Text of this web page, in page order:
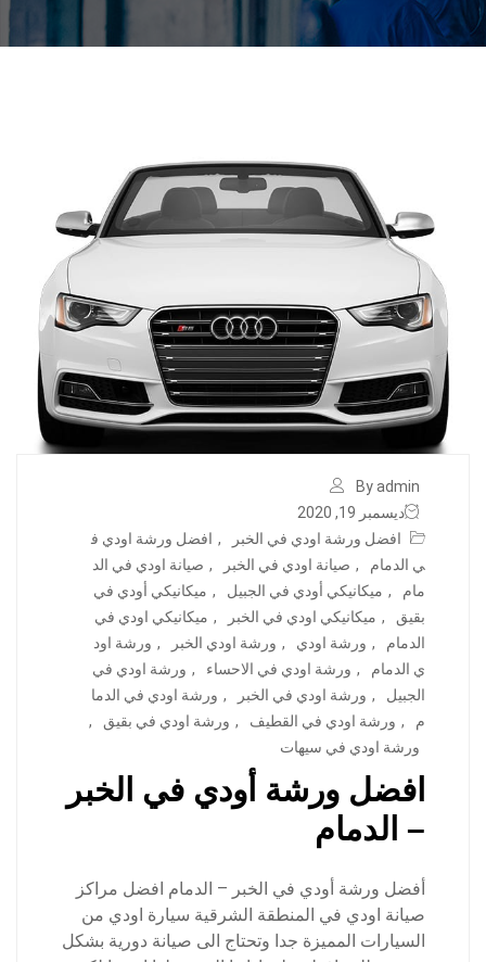
By admin
ديسمبر 19, 2020
افضل ورشة اودي في الخبر
, افضل ورشة اودي ف
ي الدمام
, صيانة اودي في الخبر , صيانة اودي في الد
مام
, ميكانيكي أودي في الجبيل , ميكانيكي أودي في
بقيق
, ميكانيكي اودي في الخبر , ميكانيكي اودي في
الدمام
, ورشة اودي , ورشة اودي الخبر , ورشة اود
ي الدمام
, ورشة اودي في الاحساء , ورشة اودي في
الجبيل
, ورشة اودي في الخبر , ورشة اودي في الدما
م
, ورشة اودي في القطيف , ورشة اودي في بقيق
,
ورشة اودي في سيهات
افضل ورشة أودي في الخبر
– الدمام
أفضل ورشة أودي في الخبر – الدمام افضل مراكز
صيانة اودي في المنطقة الشرقية سيارة اودي من
السيارات المميزة جدا وتحتاج الى صيانة دورية بشكل